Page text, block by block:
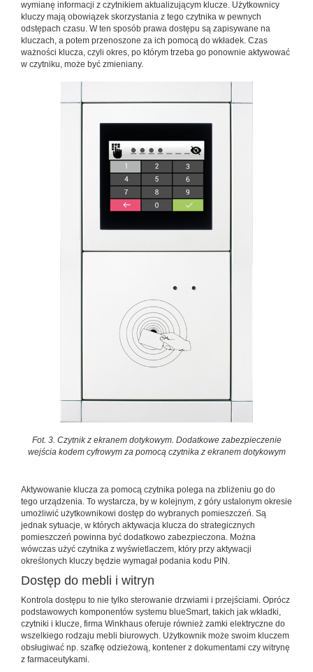
wymianę informacji z czytnikiem aktualizującym klucze. Użytkownicy
kluczy mają obowiązek skorzystania z tego czytnika w pewnych
odstępach czasu. W ten sposób prawa dostępu są zapisywane na
kluczach, a potem przenoszone za ich pomocą do wkładek. Czas
ważności klucza, czyli okres, po którym trzeba go ponownie aktywować
w czytniku, może być zmieniany.
Fot. 3. Czytnik z ekranem dotykowym. Dodatkowe zabezpieczenie
wejścia kodem cyfrowym za pomocą czytnika z ekranem dotykowym
Aktywowanie klucza za pomocą czytnika polega na zbliżeniu go do
tego urządzenia. To wystarcza, by w kolejnym, z góry ustalonym okresie
umożliwić użytkownikowi dostęp do wybranych pomieszczeń. Są
jednak sytuacje, w których aktywacja klucza do strategicznych
pomieszczeń powinna być dodatkowo zabezpieczona. Można
wówczas użyć czytnika z wyświetlaczem, który przy aktywacji
określonych kluczy będzie wymagał podania kodu PIN.
Dostęp do mebli i witryn
Kontrola dostępu to nie tylko sterowanie drzwiami i przejściami. Oprócz
podstawowych komponentów systemu blueSmart, takich jak wkładki,
czytniki i klucze, firma Winkhaus oferuje również zamki elektryczne do
wszelkiego rodzaju mebli biurowych. Użytkownik może swoim kluczem
obsługiwać np. szafkę odzieżową, kontener z dokumentami czy witrynę
z farmaceutykami.